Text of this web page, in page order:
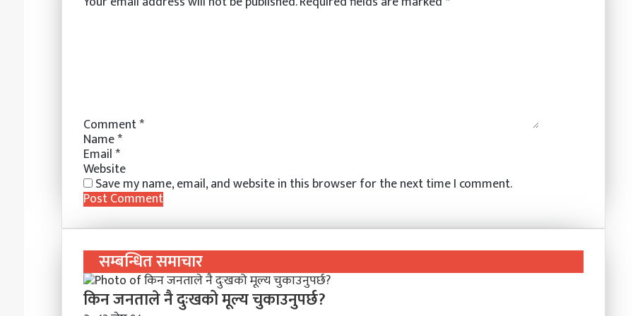
Comment*
Name*
Email*
Website
Save my name, email, and website in this browser for the next time I comment.
सम्बन्धित समाचार
किन जनताले नै दुःखको मूल्य चुकाउनुपर्छ?